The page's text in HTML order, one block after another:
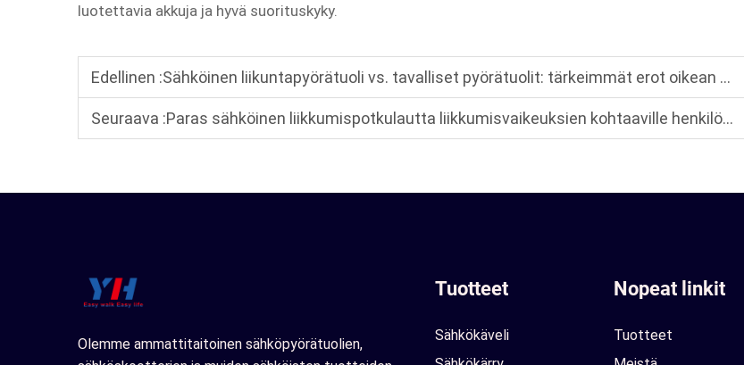
luotettavia akkuja ja hyvä suorituskyky.
Edellinen :Sähköinen liikuntapyörätuoli vs. tavalliset pyörätuolit: tärkeimmät erot oikean valinnan tekemiseksi
Seuraava :Paras sähköinen liikkumispotkulautta liikkumisvaikeuksien kohtaaville henkilöille: sileä, mukava ja helppokäyttöinen
Olemme ammattitaitoinen sähköpyörätuolien,
Tuotteet
Sähkökäveli
Nopeat linkit
Tuotteet